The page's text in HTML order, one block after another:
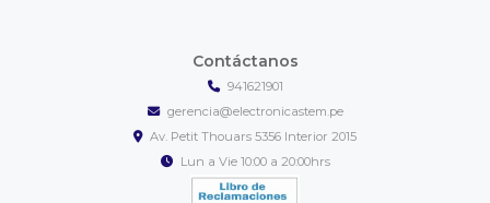
Contáctanos
941621901
gerencia@electronicastem.pe
Av. Petit Thouars 5356 Interior 2015
Lun a Vie 10:00 a 20:00hrs